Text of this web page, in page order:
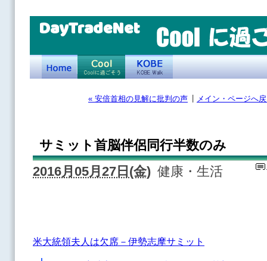
DayTradeNet
« 安倍首相の見解に批判の声 メイン・ページへ
サミット首脳伴侶同行半数のみ
2016月05月27日(金) 健康・生活
米大統領夫人は欠席－伊勢志摩サミット